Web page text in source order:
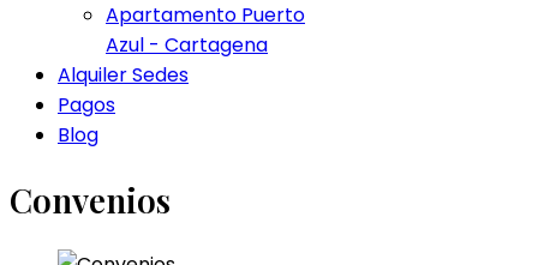
Apartamento Puerto
Azul - Cartagena
Alquiler Sedes
Pagos
Blog
Convenios